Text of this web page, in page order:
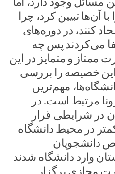
آن‌ها تبیین کرد، چرا
کنند، در دوره‌های
می‌کردند پس چه
و متمایز در این
این خصیصه را بررسی
مهم‌ترین
مرتبط است. در
در شرایطی قرار
در محیط دانشگاه
دانشجویان
وارد دانشگاه شدند
مجازی برگزار